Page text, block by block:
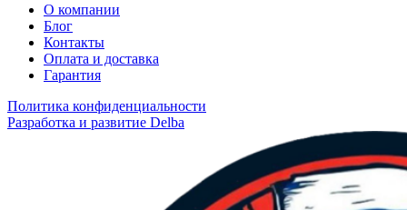
О компании
Блог
Контакты
Оплата и доставка
Гарантия
Политика конфиденциальности
Разработка и развитие Delba